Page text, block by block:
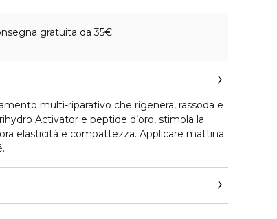
gratuita da 35€
multi-riparativo che rigenera, rassoda e
Activator e peptide d’oro, stimola la
elasticità e compattezza. Applicare mattina